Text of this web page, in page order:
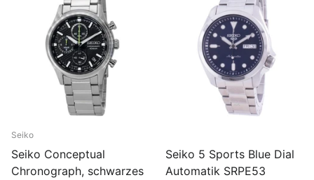
Seiko
Seiko Conceptual
Chronograph, schwarzes
Seiko 5 Sports Blue Dial
Automatik SRPE53